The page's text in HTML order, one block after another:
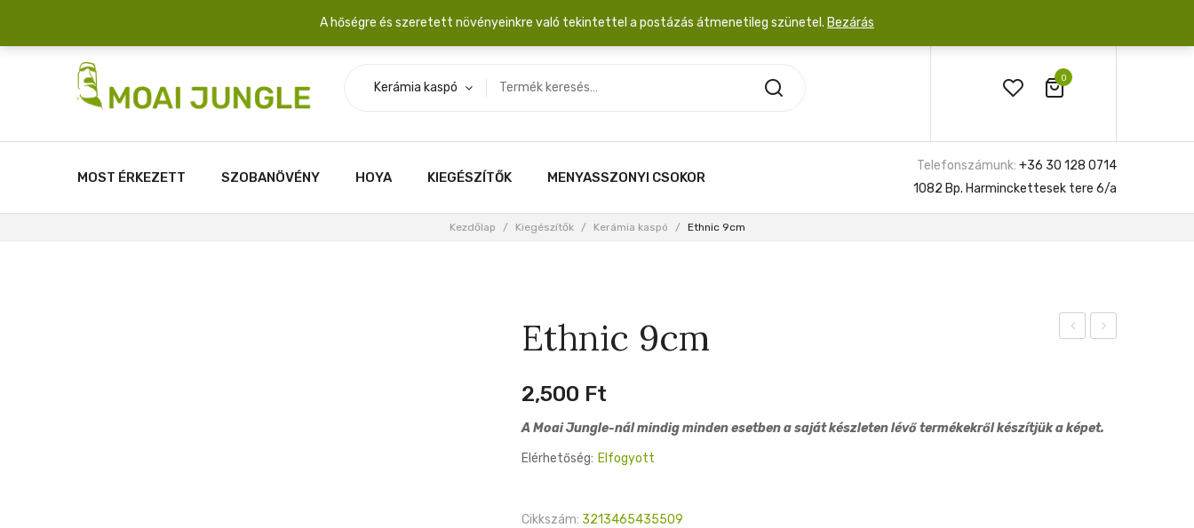
Szállítási díj: 2.200 Ft/csomag átlagosan 3-5 növény fér egy dobozba. 20.000 Ft érték felett INGYEN posta!
0
Kerámia kaspó
MOST ÉRKEZETT SZOBANÖVÉNY HOYA KIEGÉSZÍTŐK MENYASSZONYI CSOKOR
Telefonszámunk: +36 30 128 0714
1082 Bp. Harminckettesek tere 6/a
Kezdőlap / Kiegészítők / Kerámia kaspó / Ethnic 9cm
Ethnic 9cm
2,500 Ft
A Moai Jungle-nál mindig minden esetben a saját készleten lévő termékekről készítjük a képet.
Elérhetőség: Elfogyott
Cikkszám: 3213465435509
A hőségre és szeretett növényeinkre való tekintettel a postázás átmenetileg szünetel. Bezárás